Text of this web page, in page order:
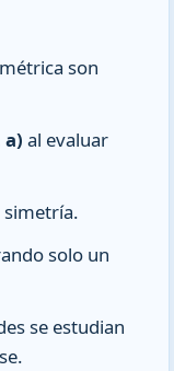
son
a) al evaluar
solo un
se estudian